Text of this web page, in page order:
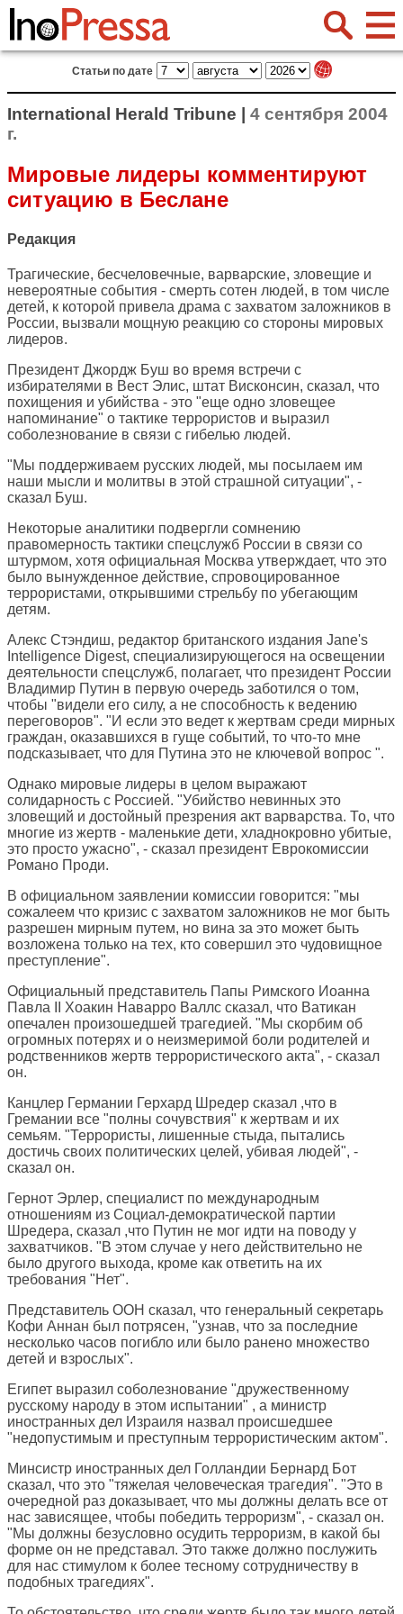
Статьи по дате
International Herald Tribune | 4 сентября 2004
г.
Мировые лидеры комментируют
ситуацию в Беслане
Редакция
Трагические, бесчеловечные, варварские, зловещие и
невероятные события - смерть сотен людей, в том числе
детей, к которой привела драма с захватом заложников в
России, вызвали мощную реакцию со стороны мировых
лидеров.
Президент Джордж Буш во время встречи с
избирателями в Вест Элис, штат Висконсин, сказал, что
похищения и убийства - это "еще одно зловещее
напоминание" о тактике террористов и выразил
соболезнование в связи с гибелью людей.
"Мы поддерживаем русских людей, мы посылаем им
наши мысли и молитвы в этой страшной ситуации", -
сказал Буш.
Некоторые аналитики подвергли сомнению
правомерность тактики спецслужб России в связи со
штурмом, хотя официальная Москва утверждает, что это
было вынужденное действие, спровоцированное
террористами, открывшими стрельбу по убегающим
детям.
Алекс Стэндиш, редактор британского издания Jane's
Intelligence Digest, специализирующегося на освещении
деятельности спецслужб, полагает, что президент России
Владимир Путин в первую очередь заботился о том,
чтобы "видели его силу, а не способность к ведению
переговоров". "И если это ведет к жертвам среди мирных
граждан, оказавшихся в гуще событий, то что-то мне
подсказывает, что для Путина это не ключевой вопрос ".
Однако мировые лидеры в целом выражают
солидарность с Россией. "Убийство невинных это
зловещий и достойный презрения акт варварства. То, что
многие из жертв - маленькие дети, хладнокровно убитые,
это просто ужасно", - сказал президент Еврокомиссии
Романо Проди.
В официальном заявлении комиссии говорится: "мы
сожалеем что кризис с захватом заложников не мог быть
разрешен мирным путем, но вина за это может быть
возложена только на тех, кто совершил это чудовищное
преступление".
Официальный представитель Папы Римского Иоанна
Павла II Хоакин Наварро Валлс сказал, что Ватикан
опечален произошедшей трагедией. "Мы скорбим об
огромных потерях и о неизмеримой боли родителей и
родственников жертв террористического акта", - сказал
он.
Канцлер Германии Герхард Шредер сказал ,что в
Гремании все "полны сочувствия" к жертвам и их
семьям. "Террористы, лишенные стыда, пытались
достичь своих политических целей, убивая людей", -
сказал он.
Гернот Эрлер, специалист по международным
отношениям из Социал-демократической партии
Шредера, сказал ,что Путин не мог идти на поводу у
захватчиков. "В этом случае у него действительно не
было другого выхода, кроме как ответить на их
требования "Нет".
Представитель ООН сказал, что генеральный секретарь
Кофи Аннан был потрясен, "узнав, что за последние
несколько часов погибло или было ранено множество
детей и взрослых".
Египет выразил соболезнование "дружественному
русскому народу в этом испытании" , а министр
иностранных дел Израиля назвал происшедшее
"недопустимым и преступным террористическим актом".
Минсистр иностранных дел Голландии Бернард Бот
сказал, что это "тяжелая человеческая трагедия". "Это в
очередной раз доказывает, что мы должны делать все от
нас зависящее, чтобы победить терроризм", - сказал он.
"Мы должны безусловно осудить терроризм, в какой бы
форме он не представал. Это также должно послужить
для нас стимулом к более тесному сотрудничеству в
подобных трагедиях".